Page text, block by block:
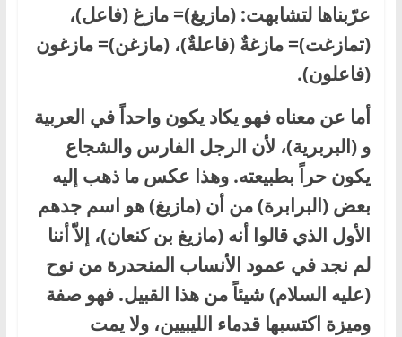
عرّبناها لتشابهت: (مازيغ)= مازغ (فاعل)،
(تمازغت)= مازغةٌ (فاعلةٌ)، (مازغن)= مازغون
(فاعلون)
.
أما عن معناه فهو يكاد يكون واحداً في العربية
و (البربرية)، لأن الرجل الفارس والشجاع
يكون حراً بطبيعته. وهذا عكس ما ذهب إليه
بعض (البرابرة) من أن (مازيغ) هو اسم جدهم
الأول الذي قالوا أنه (مازيغ بن كنعان)، إلاّ أننا
لم نجد في عمود الأنساب المنحدرة من نوح
(عليه السلام) شيئاً من هذا القبيل. فهو صفة
وميزة اكتسبها قدماء الليبيين، ولا يمت